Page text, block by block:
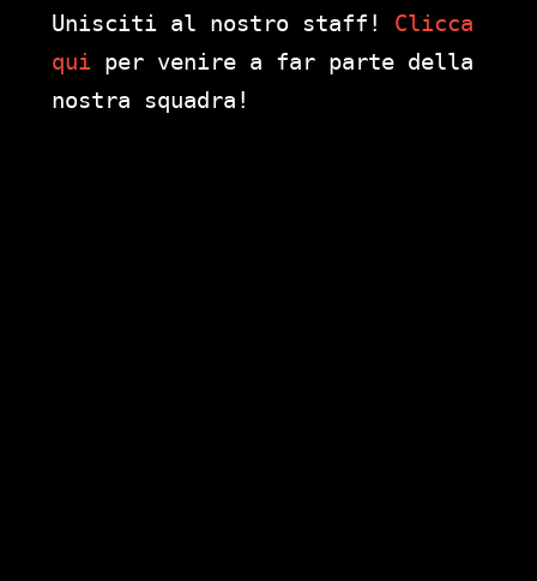
Unisciti al nostro staff! Clicca
qui per venire a far parte della
nostra squadra!